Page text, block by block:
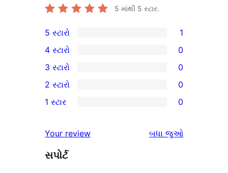
5 માંથી 5 સ્ટાર.
1
5-
સ્ટાર
સમીક્ષા
5 સ્ટારો 1
4-
સ્ટાર
સમીક્ષાઓ
4 સ્ટારો 0
0
3-
સ્ટાર
3 સ્ટારો 0
2-
સમીક્ષાઓ
2 સ્ટારો 0
સ્ટાર
સમીક્ષાઓ
1 સ્ટાર 0
Your review બધા સમીક્ષાઓ
જુઓ
સપોર્ટ